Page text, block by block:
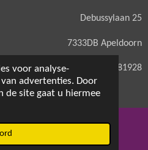
voor analyse-
advertenties. Door
de site gaat u hiermee
Debussylaan 25
7333DB Apeldoorn
KVK: 71581928